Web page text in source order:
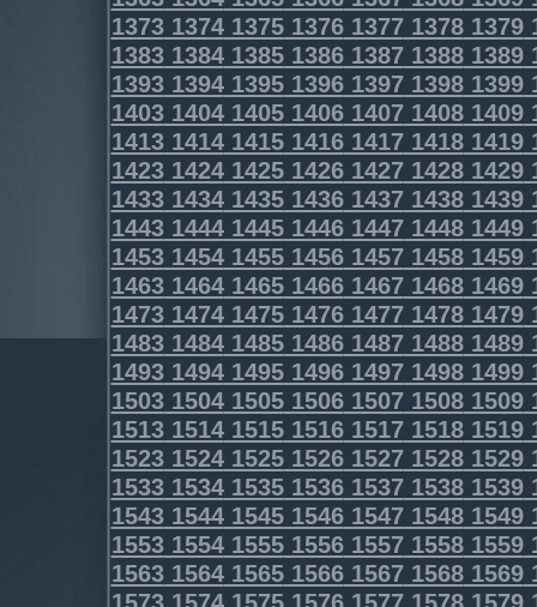
1373137413751376137713781379
1383138413851386138713881389
1393139413951396139713981399
1403140414051406140714081409
1413141414151416141714181419
1423142414251426142714281429
1433143414351436143714381439
1443144414451446144714481449
1453145414551456145714581459
1463146414651466146714681469
1473147414751476147714781479
1483148414851486148714881489
1493149414951496149714981499
1503150415051506150715081509
1513151415151516151715181519
1523152415251526152715281529
1533153415351536153715381539
1543154415451546154715481549
1553155415551556155715581559
1563156415651566156715681569